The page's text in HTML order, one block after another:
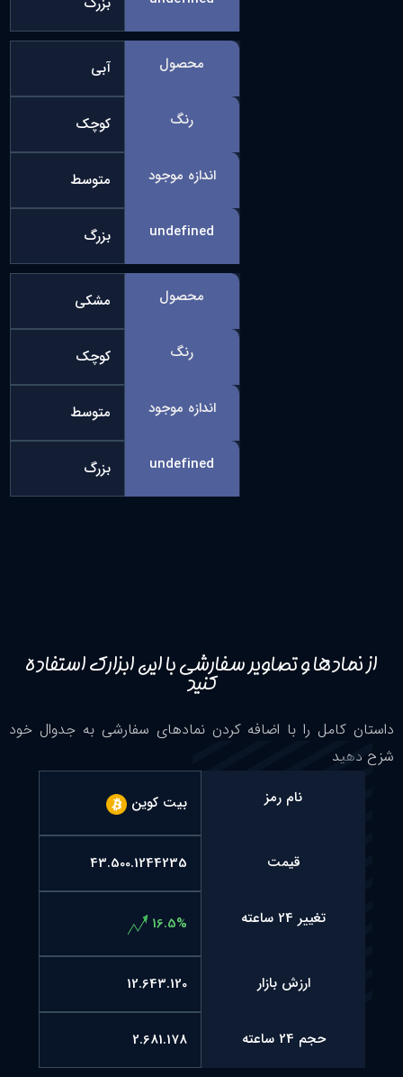
محصول آبی
رنگ کوچک
اندازه موجود متوسط
undefined بزرگ
محصول مشکی
رنگ کوچک
اندازه موجود متوسط
undefined بزرگ
از نمادها و تصاویر سفارشی با این ابزارک استفاده
کنید
داستان کامل را با اضافه کردن نمادهای سفارشی به جدوال خود
شزح دهید
نام رمز بیت کوین
قیمت 43.500.1244235
تغییر 24 ساعته 16.5%
ارزش بازار 12.643.120
حجم 24 ساعته 2.681.178